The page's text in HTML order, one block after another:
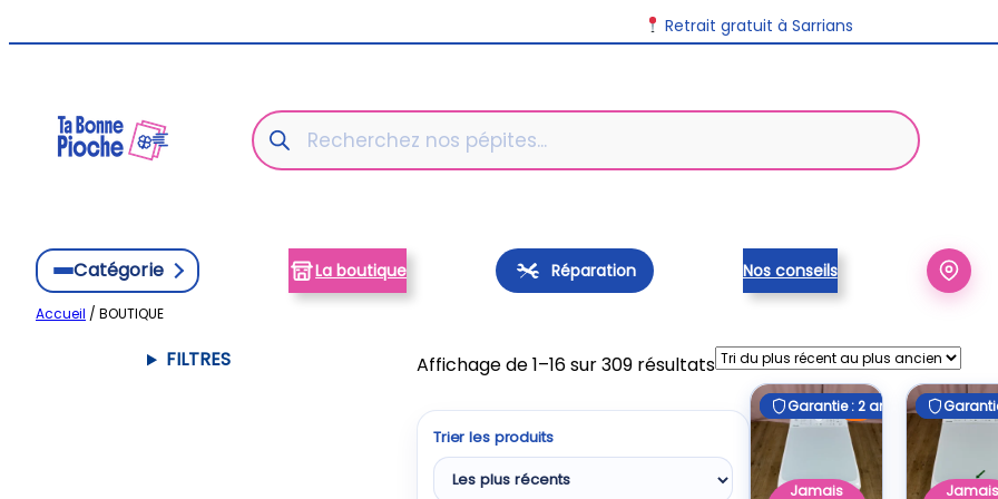
au
Retrait gratuit à Sarrians
Recherche
de
produits
Catégorie La boutique Réparation Nos conseils
Accueil / BOUTIQUE
FILTRES Affichage de 1–16 sur 309 résultatsTrié
plus
récent
au
Trier les produits
E
Garantie : 2 ans
Jamais
Garantie : 2 ans
Jamais